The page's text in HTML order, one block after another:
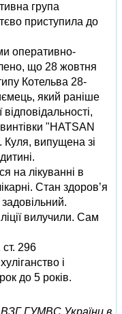
група
приступила до
оперативно-
що 28 жовтня
Котельва 28-
який раніше
"HATSAN
Куля, випущена зі
на лікуванні в
Стан здоров’я
вилучили. Сам
296
і
до 5 років.
ГУМВС України в